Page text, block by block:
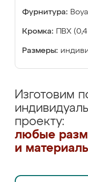
Фурнитура:
Кромка: ПВХ
Размеры:
Изготовим
проекту:
любые
и